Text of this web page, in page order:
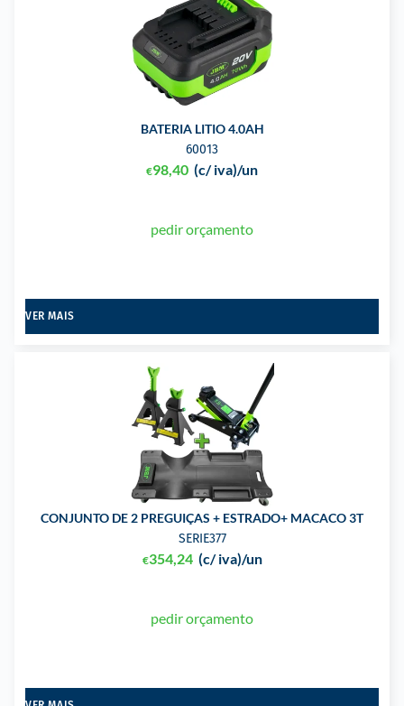
BATERIA LITIO 4.0AH
60013
€98,40 (c/ iva)/un
pedir orçamento
VER MAIS
CONJUNTO DE 2 PREGUIÇAS + ESTRADO+ MACACO 3T
SERIE377
€354,24 (c/ iva)/un
pedir orçamento